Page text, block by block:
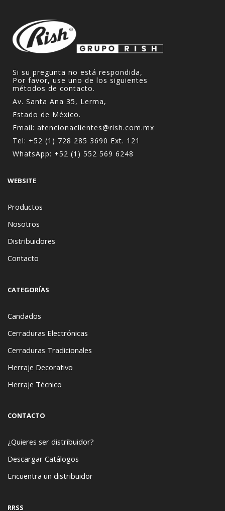
Si su pregunta no está respondida,
Por favor, use uno de los siguientes
métodos de contacto.
Av. Santa Ana 35, Lerma,
Estado de México.
Email: atencionaclientes@rish.com.mx
Tel: +52 (1) 728 285 3690 Ext. 121
WhatsApp: +52 (1) 552 569 6248
WEBSITE
Productos
Nosotros
Distribuidores
Contacto
CATEGORÍAS
Candados
Cerraduras Electrónicas
Cerraduras Tradicionales
Herraje Decorativo
Herraje Técnico
CONTACTO
¿Quieres ser distribuidor?
Descargar Catálogos
Encuentra un distribuidor
RRSS